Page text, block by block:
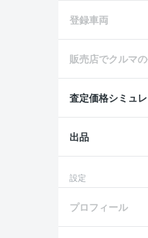
登録車両
販売店でクルマ
査定価格シミュ
出品
設定
プロフィール